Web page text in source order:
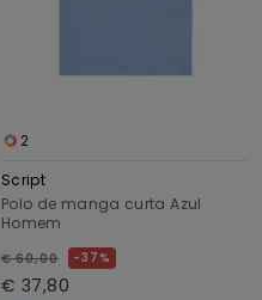
2
Script
Polo de manga curta Azul
Homem
€ 60,00 37%
€ 37,80